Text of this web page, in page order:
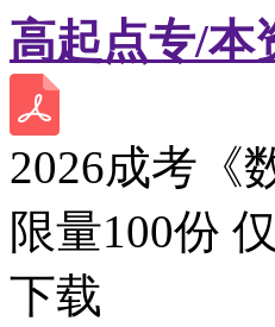
高起点专/本
2026成考《
限量100份
下载